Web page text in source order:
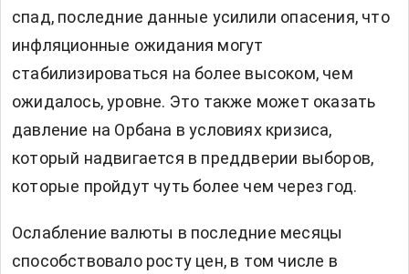
спад, последние данные усилили опасения, что
инфляционные ожидания могут
стабилизироваться на более высоком, чем
ожидалось, уровне. Это также может оказать
давление на Орбана в условиях кризиса,
который надвигается в преддверии выборов,
которые пройдут чуть более чем через год.
Ослабление валюты в последние месяцы
способствовало росту цен, в том числе в